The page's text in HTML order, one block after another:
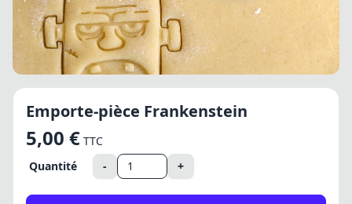
Emporte-pièce Frankenstein
5,00 € TTC
Quantité
- +